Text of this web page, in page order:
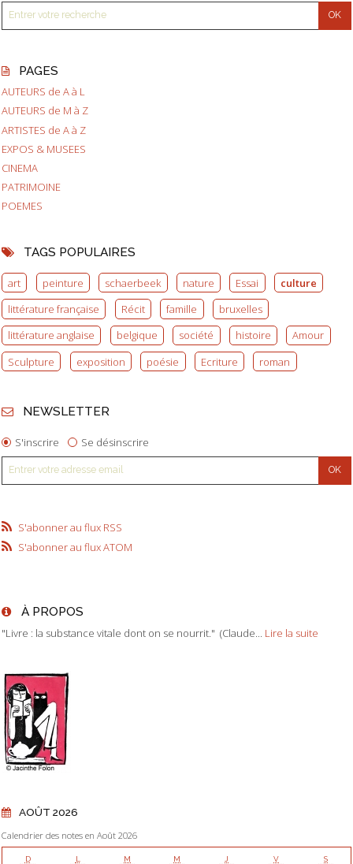
PAGES
AUTEURS de A à L
AUTEURS de M à Z
ARTISTES de A à Z
EXPOS & MUSEES
CINEMA
PATRIMOINE
POEMES
TAGS POPULAIRES
art peinture schaerbeek nature Essai
culture
littérature française
Récit famille
bruxelles
littérature anglaise
belgique société histoire
Amour
Sculpture
exposition poésie Ecriture roman
NEWSLETTER
S'inscrire Se désinscrire
S'abonner au flux RSS
S'abonner au flux ATOM
À PROPOS
"Livre : la substance vitale dont on se nourrit." (Claude... Lire la suite
AOÛT 2026
Calendrier des notes en Août 2026
D L M M J V S